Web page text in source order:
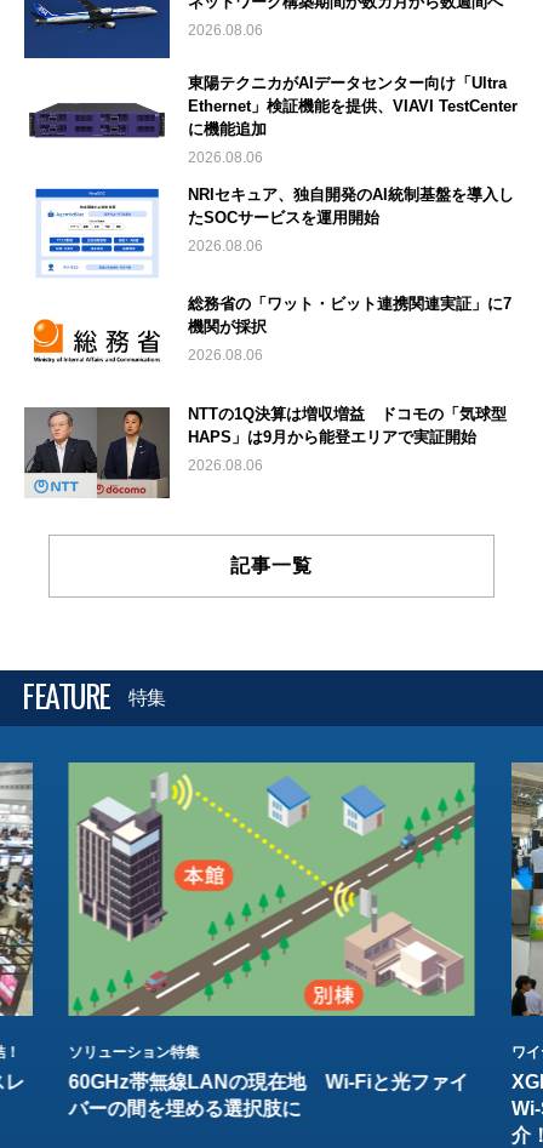
2026.08.06
東陽テクニカがAIデータセンター向け「Ultra
Ethernet」検証機能を提供、VIAVI TestCenter
に機能追加
2026.08.06
NRIセキュア、独自開発のAI統制基盤を導入し
たSOCサービスを運用開始
2026.08.06
総務省の「ワット・ビット連携関連実証」に7
機関が採択
2026.08.06
NTTの1Q決算は増収増益 ドコモの「気球型
HAPS」は9月から能登エリアで実証開始
2026.08.06
記事一覧
FEATURE 特集
レ
ソリューション特集
60GHz帯無線LANの現在地 Wi-Fiと光ファイ
バーの間を埋める選択肢に
ワ
介